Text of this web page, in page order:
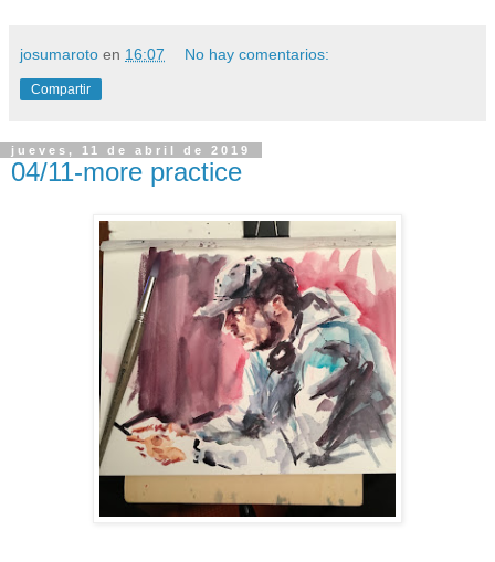
josumaroto en 16:07 No hay comentarios:
Compartir
jueves, 11 de abril de 2019
04/11-more practice